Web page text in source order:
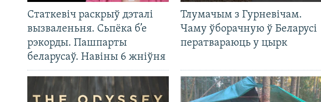
Статкевіч раскрыў дэталі
вызваленьня. Сьпёка б’е
рэкорды. Пашпарты
беларусаў. Навіны 6 жніўня
Тлумачым з Гурневічам.
Чаму ўборачную ў Беларусі
ператвараюць у цырк